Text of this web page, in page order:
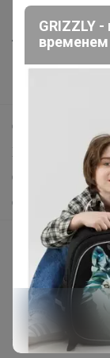
Все предложения
Анонсы
Новости
Самое выгодное
Хиты продаж
Самое
Самое быстрое
Начать
Picabox.ru -
Розыгрыш -
Пульс нашего
Укорачиватель
GRIZZLY
временем